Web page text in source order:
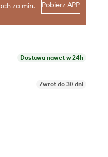
za min.
Pobierz APP
Dostawa nawet w 24h
Zwrot do 30 dni